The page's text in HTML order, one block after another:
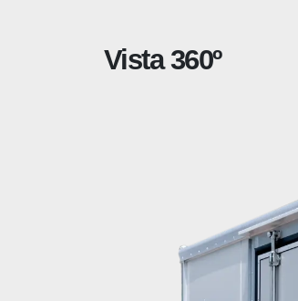
Vista 360º